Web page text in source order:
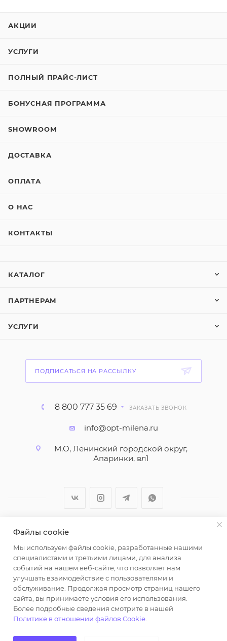
АКЦИИ
УСЛУГИ
ПОЛНЫЙ ПРАЙС-ЛИСТ
БОНУСНАЯ ПРОГРАММА
SHOWROOM
ДОСТАВКА
ОПЛАТА
О НАС
КОНТАКТЫ
КАТАЛОГ
ПАРТНЕРАМ
УСЛУГИ
ПОДПИСАТЬСЯ НА РАССЫЛКУ
8 800 777 35 69 ЗАКАЗАТЬ ЗВОНОК
info@opt-milena.ru
М.О, Ленинский городской округ,
Апаринки, вл1
2026 © ООО "Вайт Текстиль групп"
Любая информация на сайте носит справочный
характер и не является публичной офертой
определяемой положениями пункта 2 статьи 437
Гражданского кодекса Российской Федерации.
Использование любых материалов, опубликованных
на https://opt-milena.ru, допустимо только при
наличии письменного разрешения редакции и
активной ссылки на https://opt-milena.ru
Файлы cookie
Мы используем файлы cookie, разработанные нашими
специалистами и третьими лицами, для анализа
событий на нашем веб-сайте, что позволяет нам
улучшать взаимодействие с пользователями и
обслуживание. Продолжая просмотр страниц нашего
сайта, вы принимаете условия его использования.
Более подробные сведения смотрите в нашей
Политике в отношении файлов Cookie